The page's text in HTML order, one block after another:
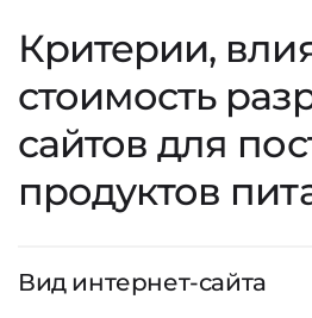
Критерии,
стоимость
сайтов для
продуктов
Вид интернет-сайта